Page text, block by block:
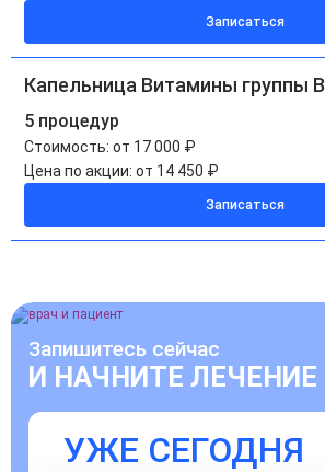
Записаться
Капельница Витамины группы B
5 процедур
Стоимость: от 17 000 ₽
Цена по акции: от 14 450 ₽
Записаться
Запишитесь сейчас
И НАЧНИТЕ ЛЕЧЕНИЕ
УЖЕ СЕГОДНЯ